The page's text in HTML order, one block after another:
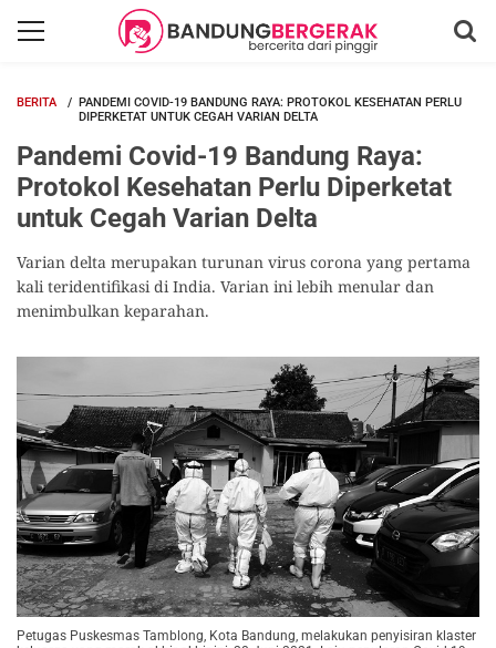
BERITA
PANDEMI COVID-19 BANDUNG RAYA: PROTOKOL KESEHATAN PERLU
DIPERKETAT UNTUK CEGAH VARIAN DELTA
Pandemi Covid-19 Bandung Raya:
Protokol Kesehatan Perlu Diperketat
untuk Cegah Varian Delta
Varian delta merupakan turunan virus corona yang pertama
kali teridentifikasi di India. Varian ini lebih menular dan
menimbulkan keparahan.
Petugas Puskesmas Tamblong, Kota Bandung, melakukan penyisiran klaster